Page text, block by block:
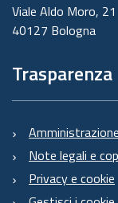
Viale Aldo Moro, 21
40127 Bologna
Trasparenza
Note legali e
Privacy e cookie